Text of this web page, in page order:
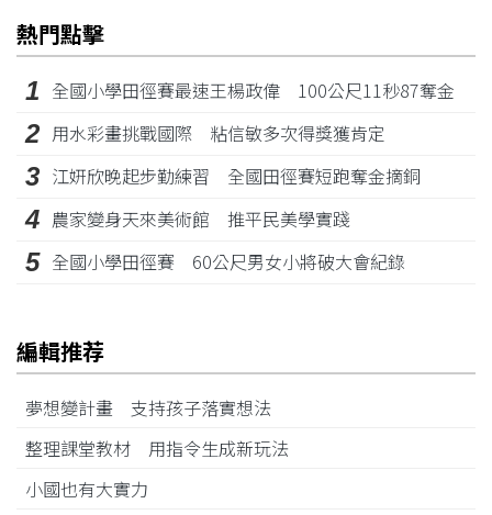
熱門點擊
1 全國小學田徑賽最速王楊政偉 100公尺11秒87奪金
2 用水彩畫挑戰國際 粘信敏多次得獎獲肯定
3 江姸欣晚起步勤練習 全國田徑賽短跑奪金摘銅
4 農家變身天來美術館 推平民美學實踐
5 全國小學田徑賽 60公尺男女小將破大會紀錄
編輯推荐
夢想變計畫 支持孩子落實想法
整理課堂教材 用指令生成新玩法
小國也有大實力